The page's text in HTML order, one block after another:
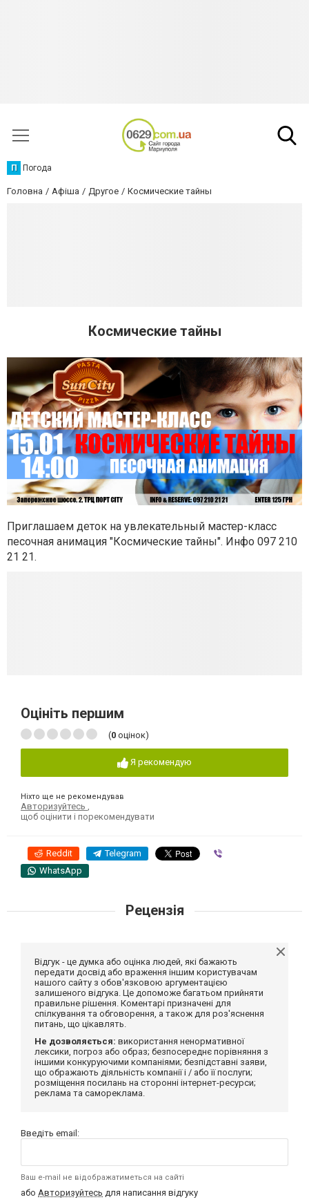
П Погода
Головна Афіша Другое Космические тайны
Космические тайны
Приглашаем деток на увлекательный мастер-класс
песочная анимация "Космические тайны". Инфо 097 210
21 21.
Оцініть першим
(0 оцінок)
Я рекомендую
Ніхто ще не рекомендував
Авторизуйтесь
щоб оцінити і порекомендувати
Reddit Telegram
WhatsApp
Рецензія
Відгук - це думка або оцінка людей, які бажають
передати досвід або враження іншим користувачам
нашого сайту з обов'язковою аргументацією
залишеного відгука. Це допоможе багатьом прийняти
правильне рішення. Коментарі призначені для
спілкування та обговорення, а також для роз'яснення
питань, що цікавлять.
Не дозволяється: використання ненормативної
лексики, погроз або образ; безпосереднє порівняння з
іншими конкуруючими компаніями; безпідставні заяви,
що ображають діяльність компанії і / або її послуги;
розміщення посилань на сторонні інтернет-ресурси;
реклама та самореклама.
Введіть email:
Ваш e-mail не відображатиметься на сайті
або Авторизуйтесь для написання відгуку